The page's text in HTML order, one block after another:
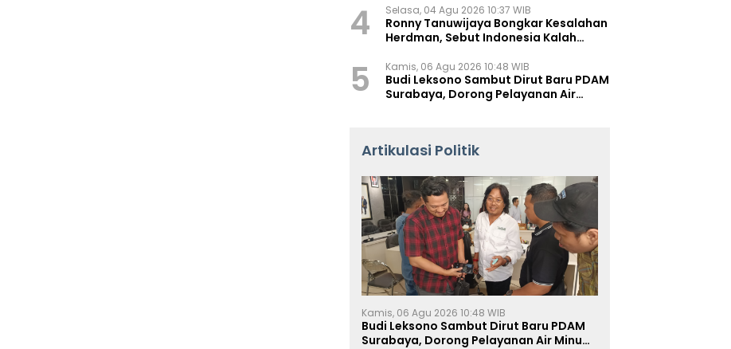
4 Selasa, 04 Agu 2026 10:37 WIB
Ronny Tanuwijaya Bongkar Kesalahan
Herdman, Sebut Indonesia Kalah
5 Kamis, 06 Agu 2026 10:48 WIB
Budi Leksono Sambut Dirut Baru PDAM
Surabaya, Dorong Pelayanan Air
Artikulasi Politik
Kamis, 06 Agu 2026 10:48 WIB
Budi Leksono Sambut Dirut Baru PDAM
Surabaya, Dorong Pelayanan Air Minum